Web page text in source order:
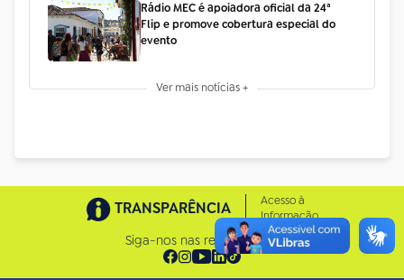
Rádio MEC é apoiadora oficial da 24ª
Flip e promove cobertura especial do
evento
Ver mais notícias +
TRANSPARÊNCIA
Acesso à
Informação
Siga-nos nas redes sociais